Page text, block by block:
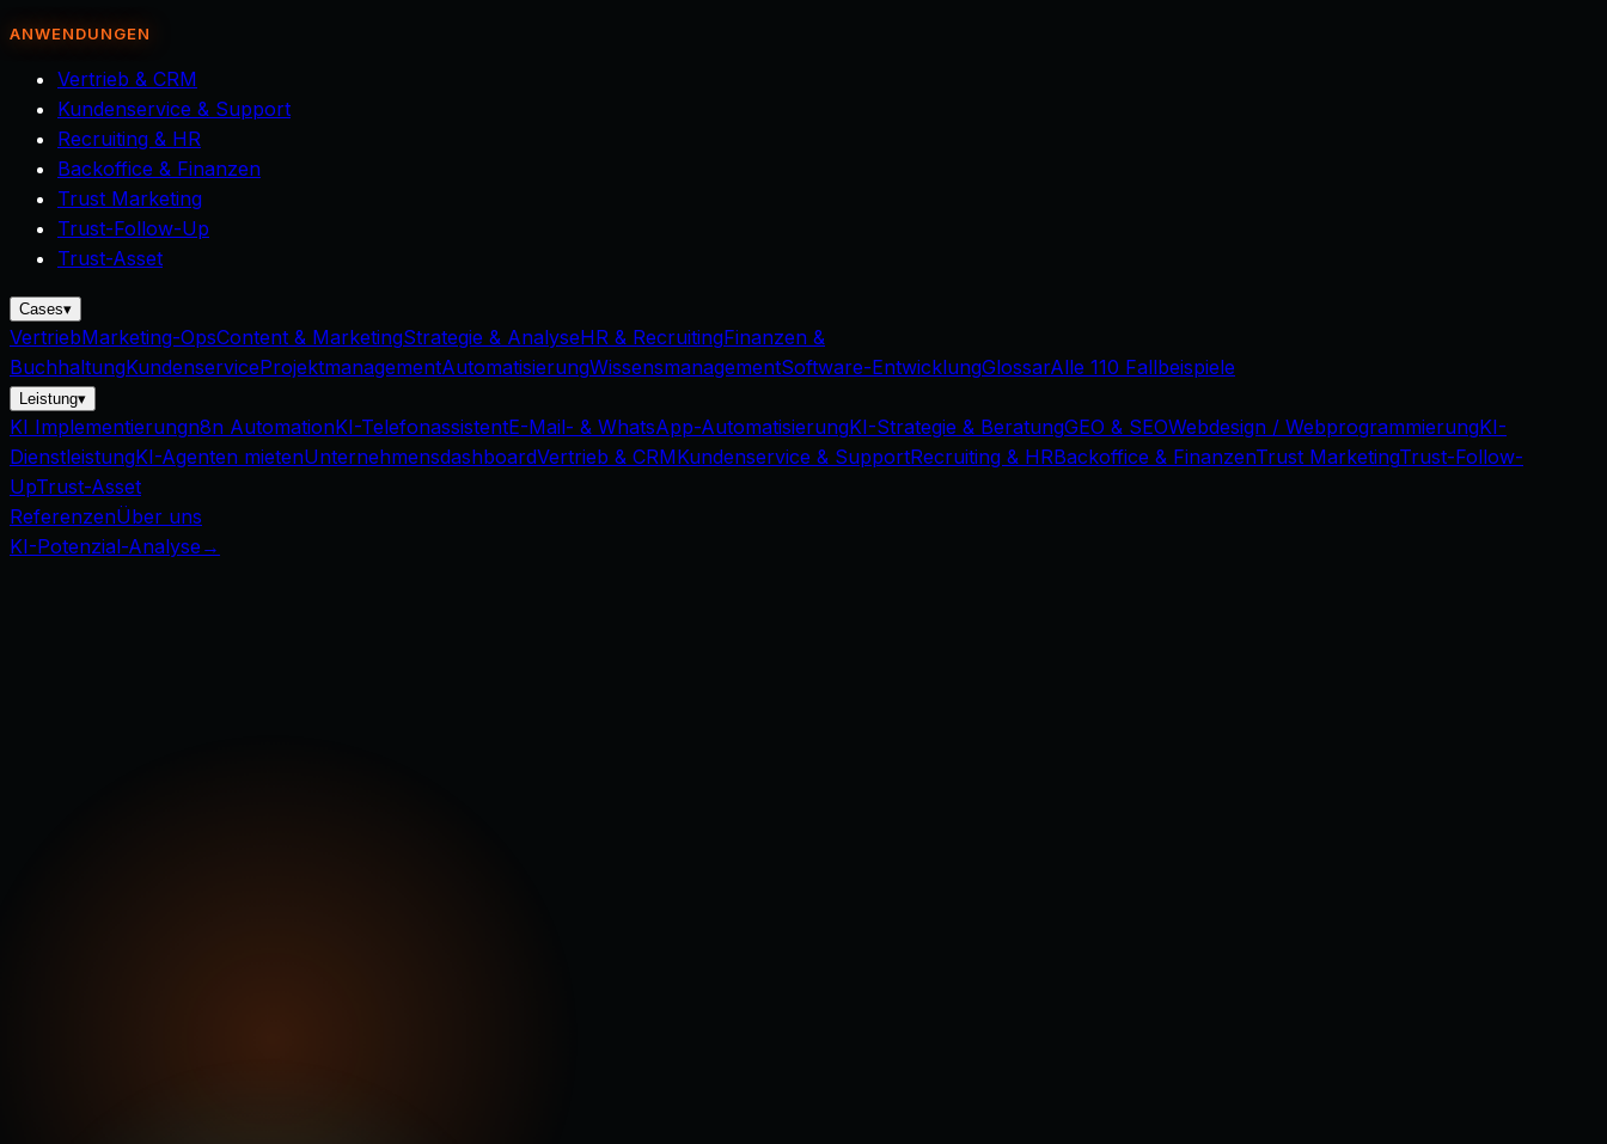
ANWENDUNGEN
Vertrieb & CRM
Kundenservice & Support
Recruiting & HR
Backoffice & Finanzen
Trust Marketing
Trust-Follow-Up
Trust-Asset
Cases▾
VertriebMarketing-OpsContent & MarketingStrategie & AnalyseHR & RecruitingFinanzen &
BuchhaltungKundenserviceProjektmanagementAutomatisierungWissensmanagementSoftware-EntwicklungGlossarAlle 110 Fallbeispiele
Leistung▾
KI Implementierungn8n AutomationKI-TelefonassistentE-Mail- & WhatsApp-AutomatisierungKI-Strategie & BeratungGEO & SEOWebdesign / WebprogrammierungKI-
DienstleistungKI-Agenten mietenUnternehmensdashboardVertrieb & CRMKundenservice & SupportRecruiting & HRBackoffice & FinanzenTrust MarketingTrust-Follow-
UpTrust-Asset
ReferenzenÜber uns
KI-Potenzial-Analyse →